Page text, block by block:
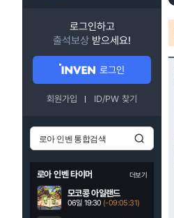
로그인하고
출석보상 받으세요!
로그인
회원가입 ID/PW 찾기
로아 인벤 타이머 더보기
모코콩 아일랜드
06일 19:30 (-09:05:30)